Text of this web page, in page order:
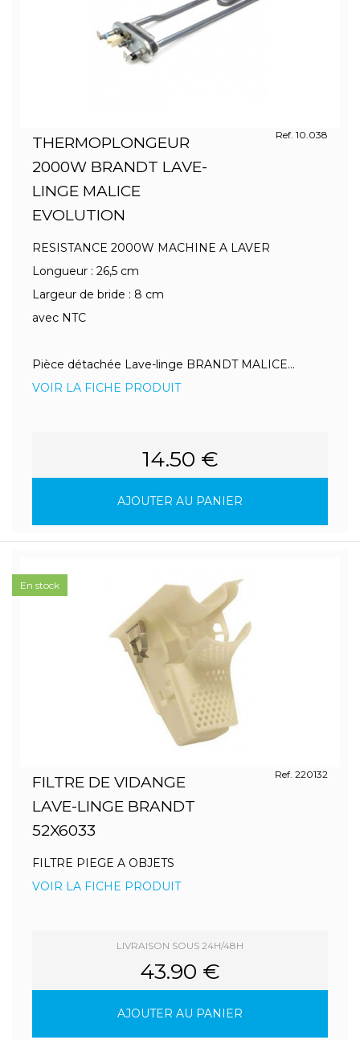
THERMOPLONGEUR
2000W BRANDT LAVE-
LINGE MALICE
EVOLUTION
Ref. 10.038
RESISTANCE 2000W MACHINE A LAVER
Longueur : 26,5 cm
Largeur de bride : 8 cm
avec NTC
Pièce détachée Lave-linge BRANDT MALICE...
VOIR LA FICHE PRODUIT
14.50 €
AJOUTER AU PANIER
FILTRE DE VIDANGE
LAVE-LINGE BRANDT
52X6033
Ref. 220132
FILTRE PIEGE A OBJETS
VOIR LA FICHE PRODUIT
LIVRAISON SOUS 24H/48H
43.90 €
AJOUTER AU PANIER
En stock